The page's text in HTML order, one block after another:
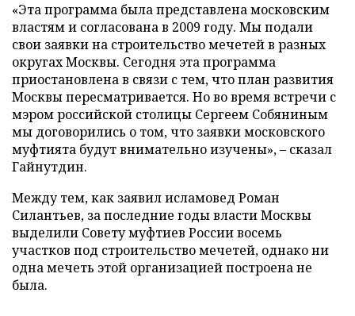
«Эта программа была представлена московским
властям и согласована в 2009 году. Мы подали
свои заявки на строительство мечетей в разных
округах Москвы. Сегодня эта программа
приостановлена в связи с тем, что план развития
Москвы пересматривается. Но во время встречи с
мэром российской столицы Сергеем Собяниным
мы договорились о том, что заявки московского
муфтията будут внимательно изучены», – сказал
Гайнутдин.
Между тем, как заявил исламовед Роман
Силантьев, за последние годы власти Москвы
выделили Совету муфтиев России восемь
участков под строительство мечетей, однако ни
одна мечеть этой организацией построена не
была.